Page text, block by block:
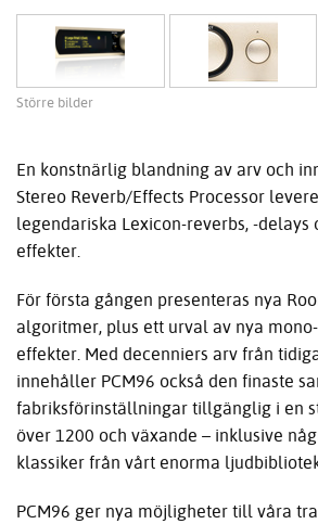
Större bilder
En konstnärlig blandning av arv och
Stereo Reverb/Effects Processor
legendariska Lexicon-reverbs, -delays
effekter.
För första gången presenteras nya
algoritmer, plus ett urval av nya
effekter. Med decenniers arv från
innehåller PCM96 också den finaste
fabriksförinställningar tillgänglig i en
över 1200 och växande – inklusive
klassiker från vårt enorma
PCM96 ger nya möjligheter till våra